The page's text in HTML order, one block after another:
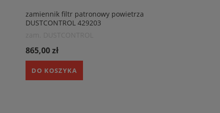
zamiennik filtr patronowy powietrza
DUSTCONTROL 429203
865,00 zł
DO KOSZYKA